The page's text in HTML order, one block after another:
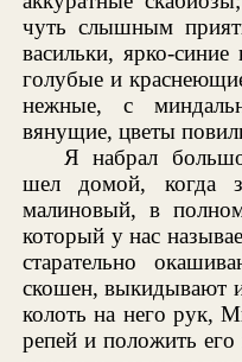
чуть слышным
васильки, ярко-
голубые и
нежные, с
вянущие, цветы
Я набрал
шел домой, когда
малиновый, в
который у нас
старательно
скошен, выкидывают
колоть на него рук,
репей и положить его